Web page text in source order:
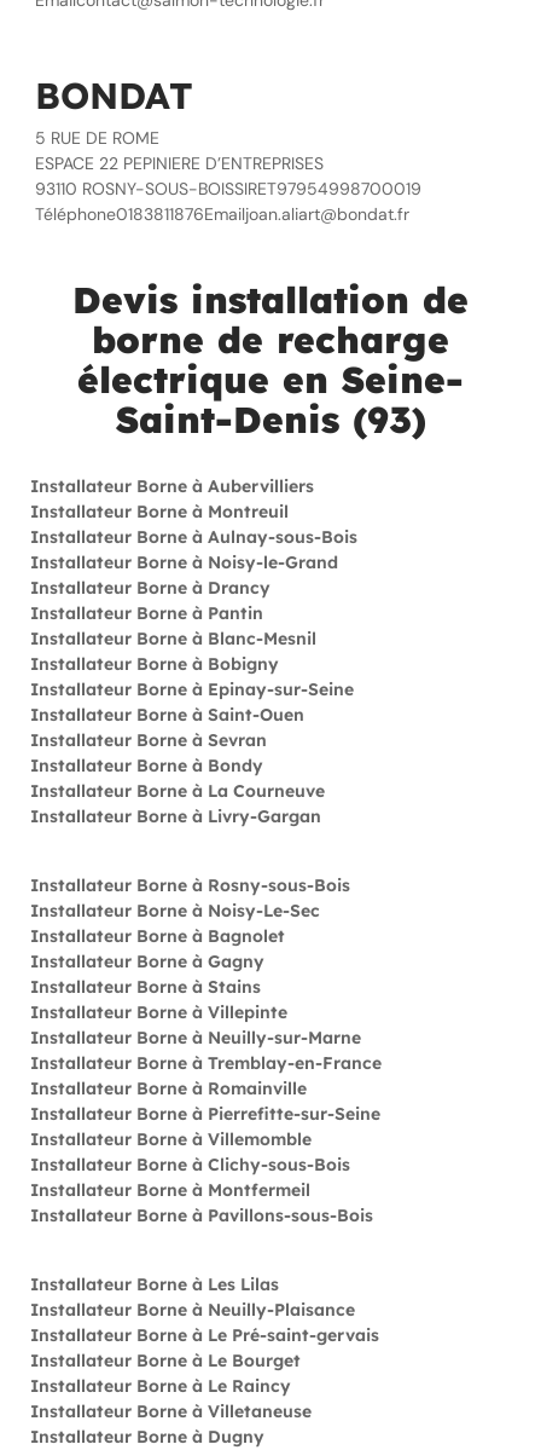
BONDAT
5 RUE DE ROME
ESPACE 22 PEPINIERE D’ENTREPRISES
93110 ROSNY-SOUS-BOISSIRET97954998700019
Téléphone0183811876Emailjoan.aliart@bondat.fr
Devis installation de
borne de recharge
électrique en Seine-
Saint-Denis (93)
Installateur Borne à Aubervilliers
Installateur Borne à Montreuil
Installateur Borne à Aulnay-sous-Bois
Installateur Borne à Noisy-le-Grand
Installateur Borne à Drancy
Installateur Borne à Pantin
Installateur Borne à Blanc-Mesnil
Installateur Borne à Bobigny
Installateur Borne à Epinay-sur-Seine
Installateur Borne à Saint-Ouen
Installateur Borne à Sevran
Installateur Borne à Bondy
Installateur Borne à La Courneuve
Installateur Borne à Livry-Gargan
Installateur Borne à Rosny-sous-Bois
Installateur Borne à Noisy-Le-Sec
Installateur Borne à Bagnolet
Installateur Borne à Gagny
Installateur Borne à Stains
Installateur Borne à Villepinte
Installateur Borne à Neuilly-sur-Marne
Installateur Borne à Tremblay-en-France
Installateur Borne à Romainville
Installateur Borne à Pierrefitte-sur-Seine
Installateur Borne à Villemomble
Installateur Borne à Clichy-sous-Bois
Installateur Borne à Montfermeil
Installateur Borne à Pavillons-sous-Bois
Installateur Borne à Les Lilas
Installateur Borne à Neuilly-Plaisance
Installateur Borne à Le Pré-saint-gervais
Installateur Borne à Le Bourget
Installateur Borne à Le Raincy
Installateur Borne à Villetaneuse
Installateur Borne à Dugny